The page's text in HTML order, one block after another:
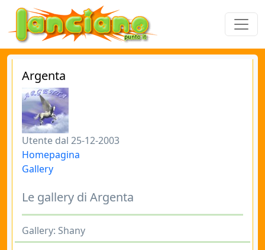
Argenta
Utente dal 25-12-2003
Homepagina
Gallery
Le gallery di Argenta
Gallery: Shany